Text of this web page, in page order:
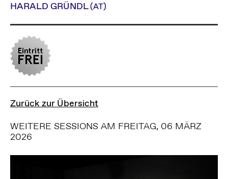
HARALD GRÜNDL(AT)
Zurück zur Übersicht
WEITERE SESSIONS AM FREITAG, 06 MÄRZ
2026